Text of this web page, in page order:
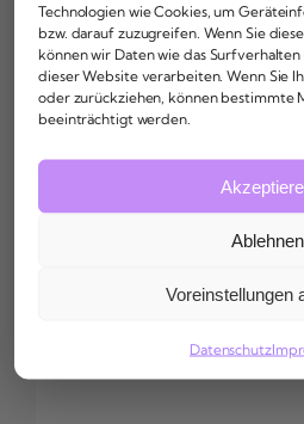
Technologien wie Cookies, um
bzw. darauf zuzugreifen. Wenn Sie
können wir Daten wie das
dieser Website verarbeiten. Wenn Sie
oder zurückziehen, können bestimmte
beeinträchtigt werden.
Ablehnen
Voreinstellungen
Datenschutz